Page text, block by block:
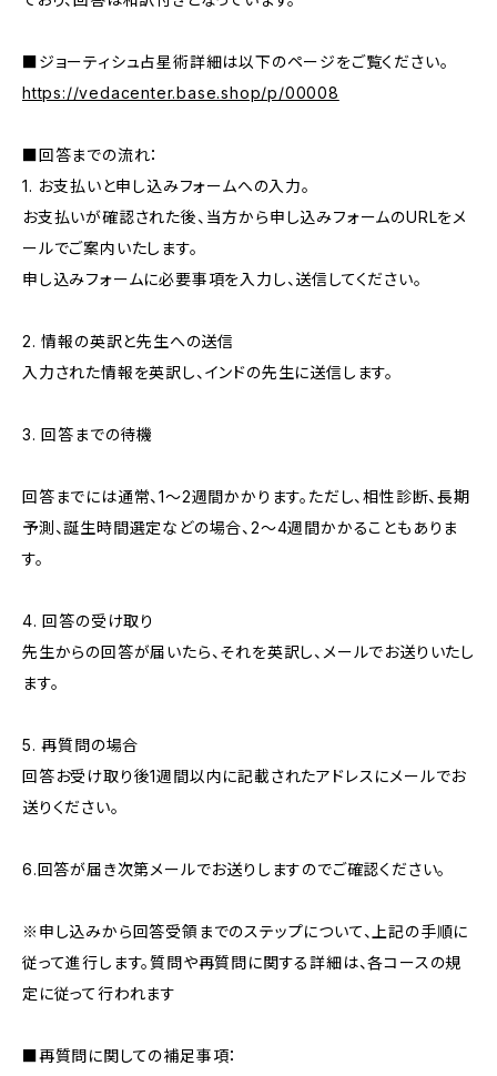
■ジョーティシュ占星術詳細は以下のページをご覧ください。
https://vedacenter.base.shop/p/00008
■回答までの流れ：
1. お支払いと申し込みフォームへの入力。
お支払いが確認された後、当方から申し込みフォームのURLをメ
ールでご案内いたします。
申し込みフォームに必要事項を入力し、送信してください。
2. 情報の英訳と先生への送信
入力された情報を英訳し、インドの先生に送信します。
3. 回答までの待機
回答までには通常、1～2週間かかります。ただし、相性診断、長期
予測、誕生時間選定などの場合、2～4週間かかることもありま
す。
4. 回答の受け取り
先生からの回答が届いたら、それを英訳し、メールでお送りいたし
ます。
5. 再質問の場合
回答お受け取り後1週間以内に記載されたアドレスにメールでお
送りください。
6.回答が届き次第メールでお送りしますのでご確認ください。
※申し込みから回答受領までのステップについて、上記の手順に
従って進行します。質問や再質問に関する詳細は、各コースの規
定に従って行われます
■再質問に関しての補足事項：